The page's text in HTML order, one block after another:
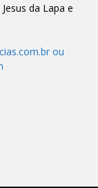
da Lapa e
ou